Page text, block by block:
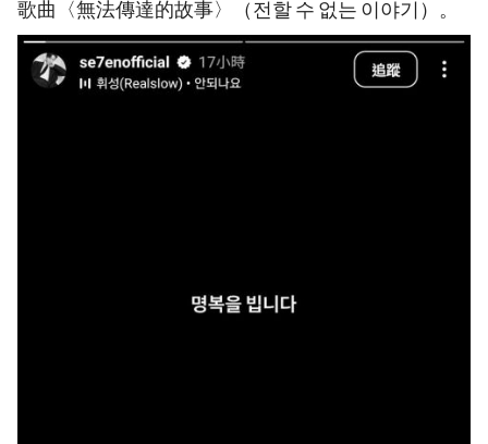
歌曲〈無法傳達的故事〉（전할 수 없는 이야기）。